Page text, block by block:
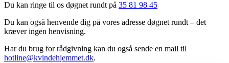
Du kan ringe til os døgnet rundt på 35 81 98 45
Du kan også henvende dig på vores adresse døgnet rundt – det
kræver ingen henvisning.
Har du brug for rådgivning kan du også sende en mail til
hotline@kvindehjemmet.dk.